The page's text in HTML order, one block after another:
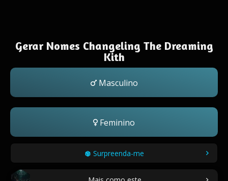
Gerar Nomes Changeling The Dreaming
Kith
Masculino
Feminino
Surpreenda-me